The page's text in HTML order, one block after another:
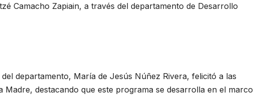
Camacho Zapiain, a través del departamento de Desarrollo
departamento, María de Jesús Núñez Rivera, felicitó a las
Madre, destacando que este programa se desarrolla en el marco